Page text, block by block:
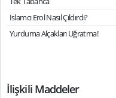
İslamcı Erol Nasıl Çıldırdı?
Yurduma Alçakları Uğratma!
İlişkili Maddeler